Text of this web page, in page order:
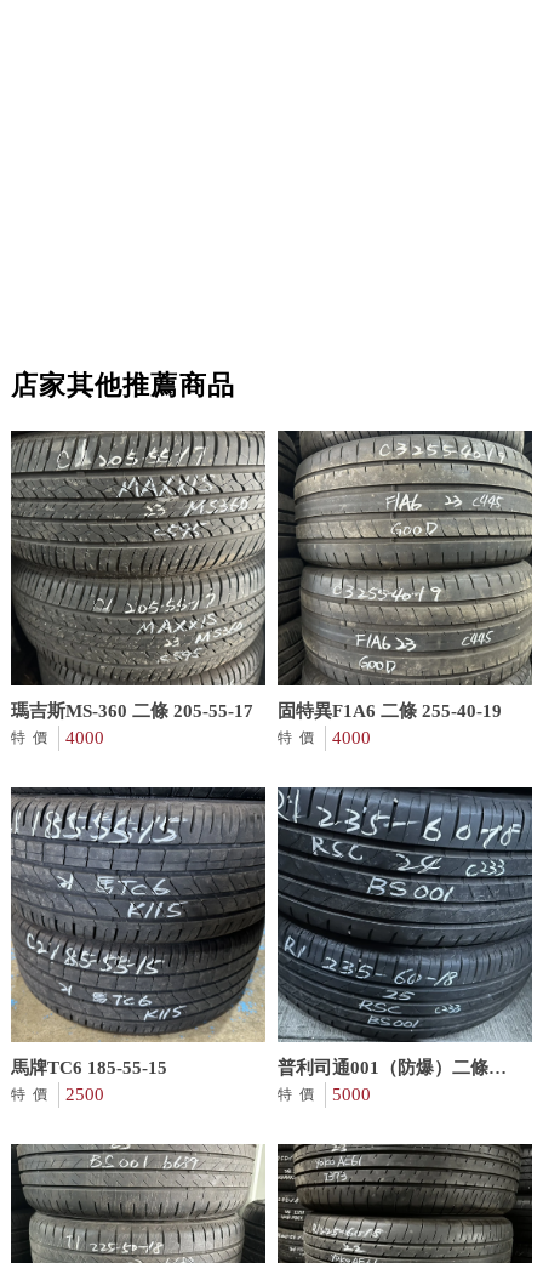
店家其他推薦商品
瑪吉斯MS-360 二條 205-55-17
特價 4000
固特異F1A6 二條 255-40-19
特價 4000
馬牌TC6 185-55-15
特價 2500
普利司通001（防爆）二條
235-60-18
特價 5000